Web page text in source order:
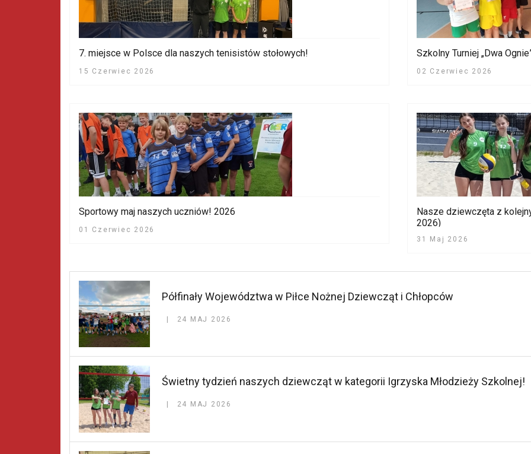
7. miejsce w Polsce dla naszych tenisistów stołowych!
15 Czerwiec 2026
Szkolny Turniej „Dwa
02 Czerwiec 2026
Sportowy maj naszych uczniów! 2026
01 Czerwiec 2026
Nasze dziewczęta z
2026)
31 Maj 2026
Półfinały Województwa w Piłce Nożnej Dziewcząt i Chłopców
24 MAJ 2026
Świetny tydzień naszych dziewcząt w kategorii Igrzyska Młodzieży Szkolnej!
24 MAJ 2026